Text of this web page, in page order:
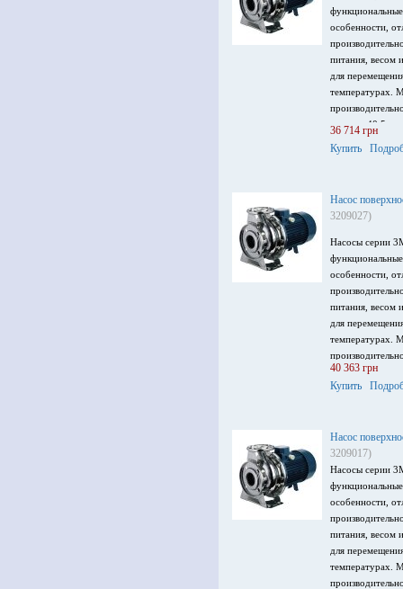
особенности,
питания, весом
для
температурах.
напор – 40.5 м,
напряжение
36 714 грн
Купить
Насос
3209027)
Насосы серии
особенности,
питания, весом
для
температурах.
максимальный
кВт,
40 363 грн
Купить
Насос
3209017)
Насосы серии
особенности,
питания, весом
для
температурах.